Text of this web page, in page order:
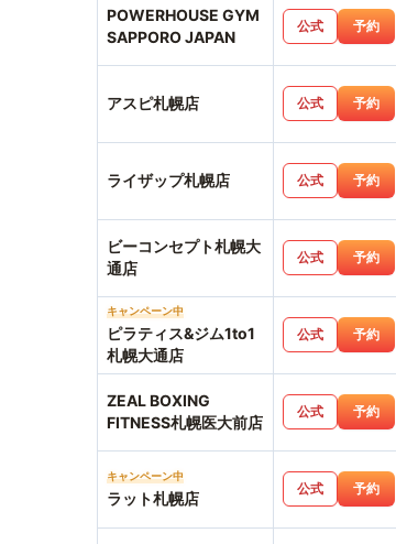
POWERHOUSE GYM
SAPPORO JAPAN
公式 予約
アスピ札幌店 公式 予約
ライザップ札幌店 公式 予約
ビーコンセプト札幌大
通店
公式 予約
キャンペーン中
ピラティス&ジム1to1
札幌大通店
公式 予約
ZEAL BOXING
FITNESS札幌医大前店
公式 予約
キャンペーン中
ラット札幌店
公式 予約